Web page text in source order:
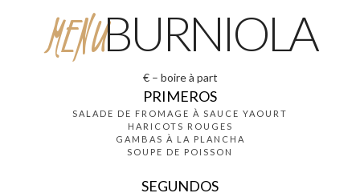
MENUBURNIOLA
€ – boire à part
PRIMEROS
SALADE DE FROMAGE À SAUCE YAOURT
HARICOTS ROUGES
GAMBAS À LA PLANCHA
SOUPE DE POISSON
SEGUNDOS